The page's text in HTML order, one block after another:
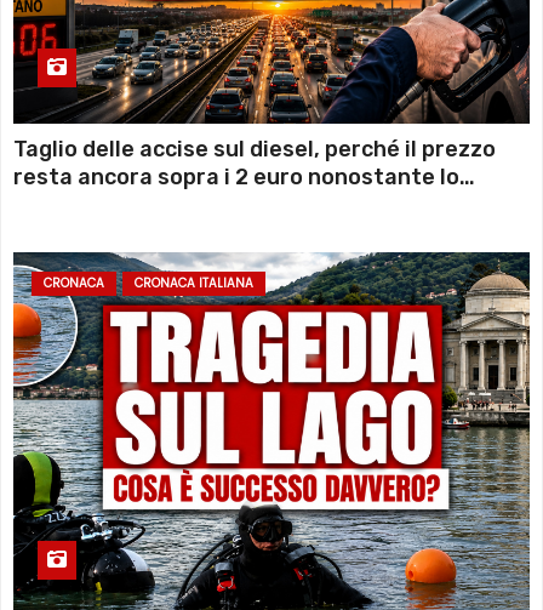
Taglio delle accise sul diesel, perché il prezzo
resta ancora sopra i 2 euro nonostante lo
CRONACA CRONACA ITALIANA